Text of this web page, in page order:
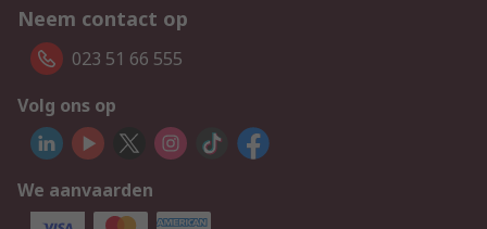
Neem contact op
023 51 66 555
Volg ons op
We aanvaarden